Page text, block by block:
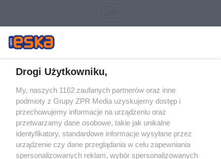
Żaden utwór zamieszczony w serwisie nie może być powielany i
rozpowszechniany lub dalej rozpowszechniany w jakikolwiek sposób (w
tym także elektroniczny lub mechaniczny) na jakimkolwiek polu
eksploatacji w jakiejkolwiek formie, włącznie z umieszczaniem w
Internecie bez pisemnej zgody właściciela praw. Jakiekolwiek użycie lub
wykorzystanie utworów w całości lub w części z naruszeniem prawa,
tzn. bez właściwej zgody, jest zabronione pod groźbą kary i może być
ścigane prawnie.
Drogi Użytkowniku,
My, naszych 1162 zaufanych partnerów oraz inne
podmioty z Grupy ZPR Media uzyskujemy dostęp i
przechowujemy informacje na urządzeniu oraz
przetwarzamy dane osobowe, takie jak unikalne
identyfikatory, standardowe informacje wysyłane przez
urządzenie czy dane przeglądania w celu zapewniania
spersonalizowanych reklam, wybór spersonalizowanych